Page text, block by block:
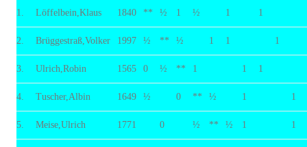
1. Löffelbein,Klaus 1840 ** ½ 1 ½ 1 1
2. Brüggestraß,Volker 1997 ½ ** ½ 1 1 1
3. Ulrich,Robin 1565 0 ½ ** 1 1 1
4. Tuscher,Albin 1649 ½ 0 ** ½ 1 1
5. Meise,Ulrich 1771 0 ½ ** ½ 1 1